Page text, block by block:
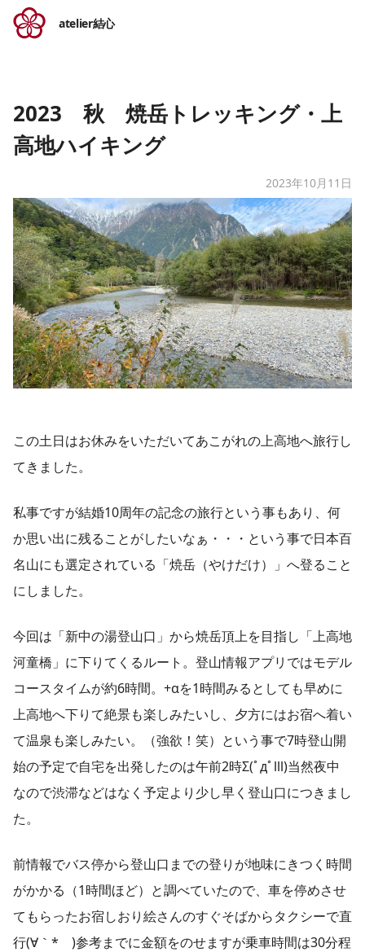
atelier結心
2023 秋 焼岳トレッキング・上
高地ハイキング
2023年10月11日
この土日はお休みをいただいてあこがれの上高地へ旅行し
てきました。
私事ですが結婚10周年の記念の旅行という事もあり、何
か思い出に残ることがしたいなぁ・・・という事で日本百
名山にも選定されている「焼岳（やけだけ）」へ登ること
にしました。
今回は「新中の湯登山口」から焼岳頂上を目指し「上高地
河童橋」に下りてくるルート。登山情報アプリではモデル
コースタイムが約6時間。+αを1時間みるとしても早めに
上高地へ下りて絶景も楽しみたいし、夕方にはお宿へ着い
て温泉も楽しみたい。（強欲！笑）という事で7時登山開
始の予定で自宅を出発したのは午前2時Σ(ﾟдﾟlll)当然夜中
なので渋滞などはなく予定より少し早く登山口につきまし
た。
前情報でバス停から登山口までの登りが地味にきつく時間
がかかる（1時間ほど）と調べていたので、車を停めさせ
てもらったお宿しおり絵さんのすぐそばからタクシーで直
行(∀｀*ゞ)参考までに金額をのせますが乗車時間は30分程